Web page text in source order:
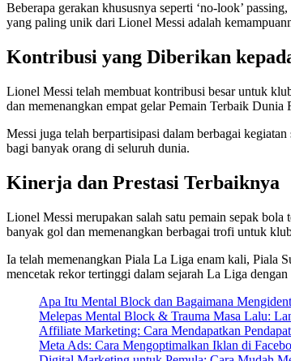
Beberapa gerakan khususnya seperti ‘no-look’
yang paling unik dari Lionel Messi adalah
Kontribusi yang Diberikan
Lionel Messi telah membuat kontribusi besar untuk
dan memenangkan empat gelar Pemain Terbaik
Messi juga telah berpartisipasi dalam berbagai
bagi banyak orang di seluruh dunia.
Kinerja dan Prestasi Terbaiknya
Lionel Messi merupakan salah satu pemain sepak
banyak gol dan memenangkan berbagai trofi untuk
Ia telah memenangkan Piala La Liga enam kali, Piala
mencetak rekor tertinggi dalam sejarah La Liga
Apa Itu Mental Block dan Bagaimana
Melepas Mental Block & Trauma Masa Lalu:
Affiliate Marketing: Cara Mendapatkan
Meta Ads: Cara Mengoptimalkan Iklan di